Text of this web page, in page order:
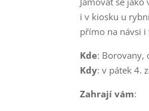
i v kiosku u
přímo na návsi
Kde: Borovany,
Kdy: v pátek 4.
Zahrají vám: